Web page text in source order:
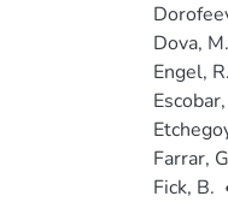
Dova,
Engel, R.
Farrar,
Fick, B.